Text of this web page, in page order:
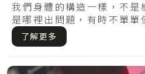
我們身體的構造一樣，不是
是哪裡出問題，有時不單單
而需.....
了解更多